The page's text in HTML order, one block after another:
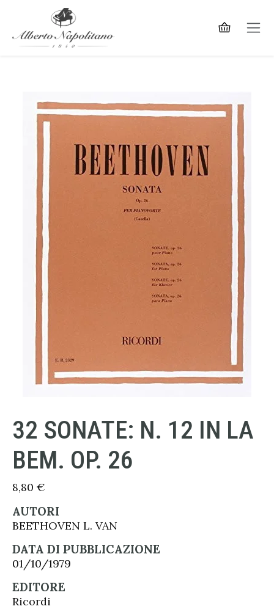
32 SONATE: N. 12 IN LA
BEM. OP. 26
8,80 €
AUTORI
BEETHOVEN L. VAN
DATA DI PUBBLICAZIONE
01/10/1979
EDITORE
Ricordi